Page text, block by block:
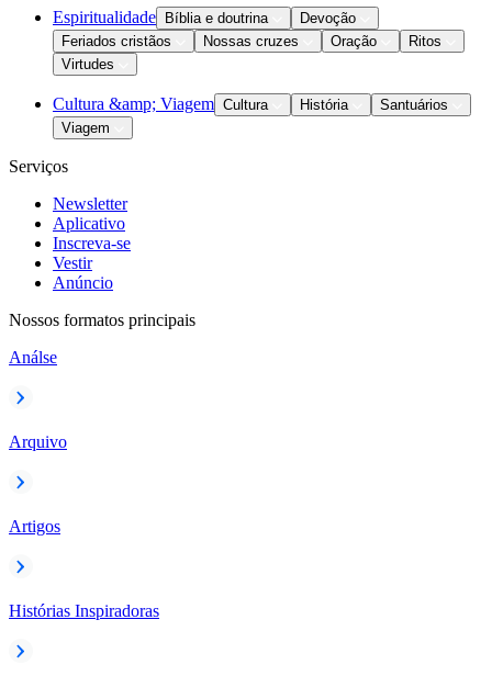
Espiritualidade Bíblia e doutrina
Devoção
Feriados cristãos
Nossas cruzes Oração
Ritos
Virtudes
Cultura &amp; Viagem Cultura História
Santuários
Viagem
Serviços
Newsletter
Aplicativo
Inscreva-se
Vestir
Anúncio
Nossos formatos principais
Análse
Arquivo
Artigos
Histórias Inspiradoras